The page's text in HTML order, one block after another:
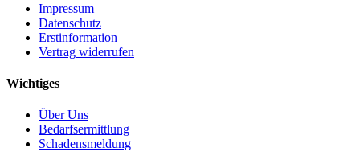
Impressum
Datenschutz
Erstinformation
Vertrag widerrufen
Wichtiges
Über Uns
Bedarfsermittlung
Schadensmeldung